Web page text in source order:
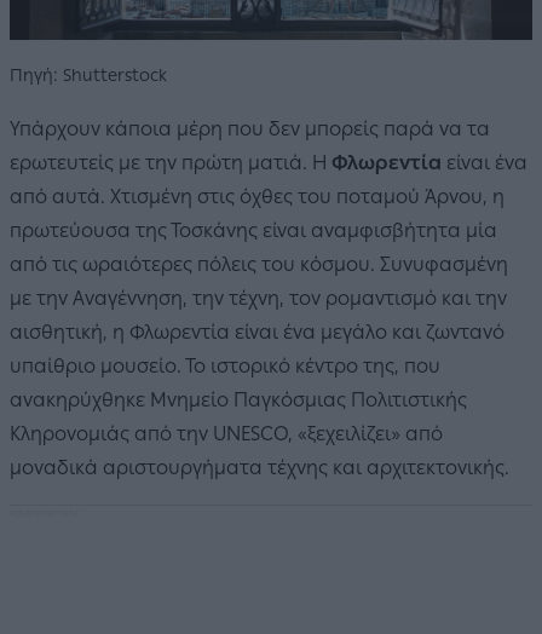
Πηγή: Shutterstock
Υπάρχουν κάποια μέρη που δεν μπορείς παρά να τα
ερωτευτείς με την πρώτη ματιά. Η Φλωρεντία είναι ένα
από αυτά. Χτισμένη στις όχθες του ποταμού Άρνου, η
πρωτεύουσα της Τοσκάνης είναι αναμφισβήτητα μία
από τις ωραιότερες πόλεις του κόσμου. Συνυφασμένη
με την Αναγέννηση, την τέχνη, τον ρομαντισμό και την
αισθητική, η Φλωρεντία είναι ένα μεγάλο και ζωντανό
υπαίθριο μουσείο. Το ιστορικό κέντρο της, που
ανακηρύχθηκε Μνημείο Παγκόσμιας Πολιτιστικής
Κληρονομιάς από την UNESCO, «ξεχειλίζει» από
μοναδικά αριστουργήματα τέχνης και αρχιτεκτονικής.